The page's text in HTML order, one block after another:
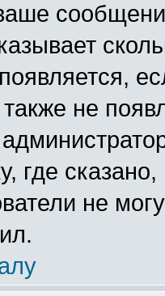
не
где
не